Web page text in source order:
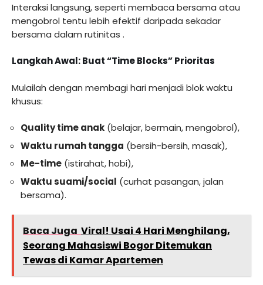
Interaksi langsung, seperti membaca bersama atau
mengobrol tentu lebih efektif daripada sekadar
bersama dalam rutinitas .
Langkah Awal: Buat “Time Blocks” Prioritas
Mulailah dengan membagi hari menjadi blok waktu
khusus:
Quality time anak (belajar, bermain, mengobrol),
Waktu rumah tangga (bersih-bersih, masak),
Me-time (istirahat, hobi),
Waktu suami/social (curhat pasangan, jalan
bersama).
Baca Juga Viral! Usai 4 Hari Menghilang,
Seorang Mahasiswi Bogor Ditemukan
Tewas di Kamar Apartemen